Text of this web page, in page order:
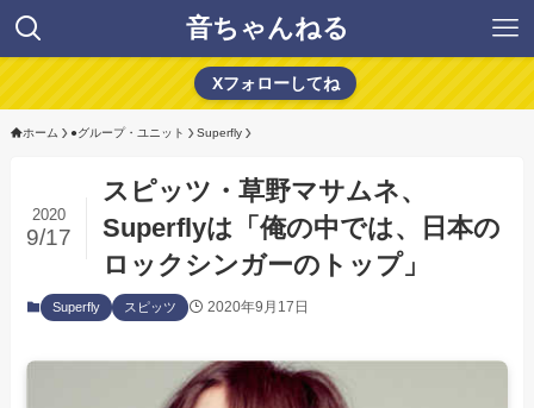
音ちゃんねる
Xフォローしてね
ホーム ●グループ・ユニット Superfly
スピッツ・草野マサムネ、
Superflyは「俺の中では、日本の
ロックシンガーのトップ」
2020
9/17
Superfly スピッツ 2020年9月17日